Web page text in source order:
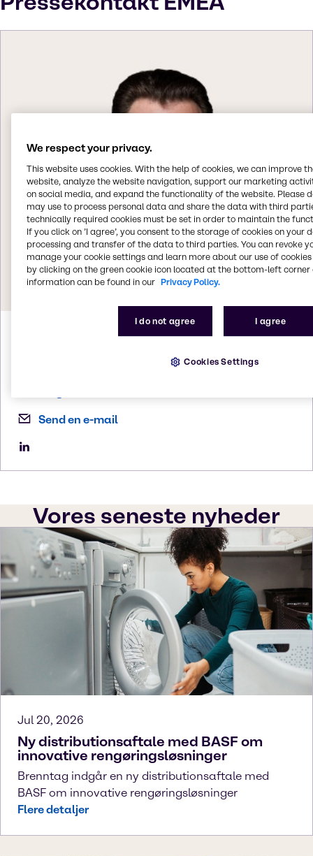
Weintögl
Send en e-mail
Vores seneste nyheder
Jul 20, 2026
Ny distributionsaftale med BASF om
innovative rengøringsløsninger
Brenntag indgår en ny distributionsaftale med
BASF om innovative rengøringsløsninger
Flere detaljer
We respect your privacy.
This website uses cookies. With the help of cookies, we can improve
website, analyze the website navigation, support our marketing
on social media, and expand the functionality of the website. Please
may use to process personal data and share the data with third
technically required cookies must be set in order to maintain the
If you click on ’I agree’, you consent to the storage of cookies on your
processing and transfer of the data to third parties. You can revoke
manage your cookie settings and learn more about our use of cookies
by clicking on the green cookie icon located at the bottom-left corner
information can be found in our Privacy Policy.
I do not agree I agree
Cookies Settings